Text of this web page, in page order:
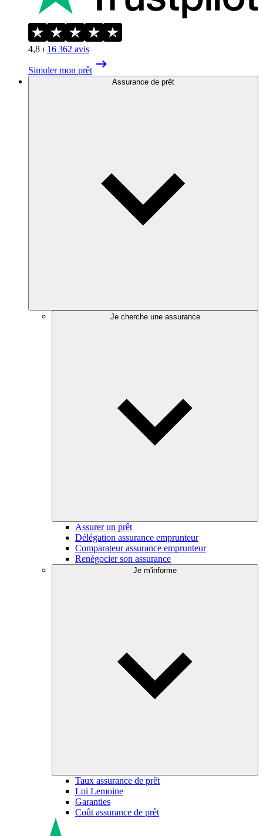
4,8 ⏐ 16 362 avis
Simuler mon prêt
Assurance de prêt
Je cherche une assurance
Assurer un prêt
Délégation assurance emprunteur
Comparateur assurance emprunteur
Renégocier son assurance
Je m'informe
Taux assurance de prêt
Loi Lemoine
Garanties
Coût assurance de prêt